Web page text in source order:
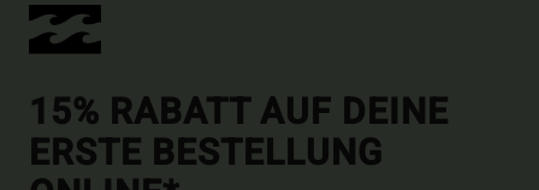
15% RABATT AUF DEINE
ERSTE BESTELLUNG